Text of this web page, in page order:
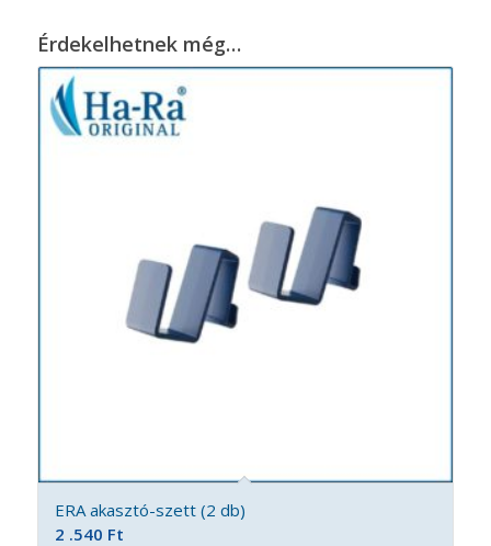
Érdekelhetnek még…
ERA akasztó-szett (2 db)
2 .540 Ft